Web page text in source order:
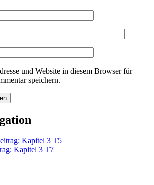
und Website in diesem Browser für
speichern.
Kapitel 3 T5
Kapitel 3 T7